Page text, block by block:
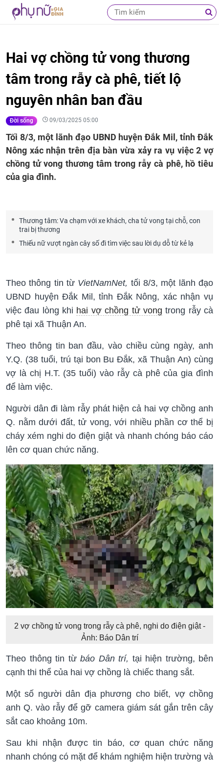
Hai vợ chồng tử vong thương
tâm trong rẫy cà phê, tiết lộ
nguyên nhân ban đầu
Đời sống 09/03/2025 05:00
Tối 8/3, một lãnh đạo UBND huyện Đắk Mil, tỉnh Đắk
Nông xác nhận trên địa bàn vừa xảy ra vụ việc 2 vợ
chồng tử vong thương tâm trong rẫy cà phê, hồ tiêu
của gia đình.
Thương tâm: Va chạm với xe khách, cha tử vong tại chỗ, con
trai bị thương
Thiếu nữ vượt ngàn cây số đi tìm việc sau lời dụ dỗ từ kẻ lạ
Theo thông tin từ VietNamNet, tối 8/3, một lãnh đạo
UBND huyện Đắk Mil, tỉnh Đắk Nông, xác nhận vụ
việc đau lòng khi hai vợ chồng tử vong trong rẫy cà
phê tại xã Thuận An.
Theo thông tin ban đầu, vào chiều cùng ngày, anh
Y.Q. (38 tuổi, trú tại bon Bu Đắk, xã Thuận An) cùng
vợ là chị H.T. (35 tuổi) vào rẫy cà phê của gia đình
để làm việc.
Người dân đi làm rẫy phát hiện cả hai vợ chồng anh
Q. nằm dưới đất, tử vong, với nhiều phần cơ thể bị
cháy xém nghi do điện giật và nhanh chóng báo cáo
lên cơ quan chức năng.
2 vợ chồng tử vong trong rẫy cà phê, nghi do điện giật -
Ảnh: Báo Dân trí
Theo thông tin từ báo Dân trí, tại hiện trường, bên
cạnh thi thể của hai vợ chồng là chiếc thang sắt.
Một số người dân địa phương cho biết, vợ chồng
anh Q. vào rẫy để gỡ camera giám sát gắn trên cây
sắt cao khoảng 10m.
Sau khi nhận được tin báo, cơ quan chức năng
nhanh chóng có mặt để khám nghiệm hiện trường và